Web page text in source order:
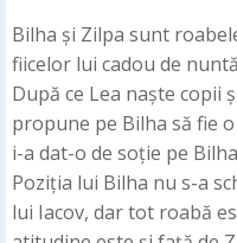
Bilha și Zilpa sunt
fiicelor lui cadou de
După ce Lea naște copii
propune pe Bilha să fie
i-a dat-o de soție pe
Poziția lui Bilha nu s-a
lui Iacov, dar tot roabă